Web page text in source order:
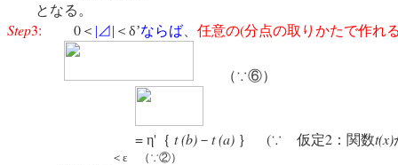
となる。
Step3: 0 ＜ | ⊿| ＜δ’ならば 任意の(分点の取りかたで作れ
（∵⑥）
= η' ｛ t (b) － t (a) ｝ (∵ 仮定2 ：関数t(x)
＜ε （∵②）